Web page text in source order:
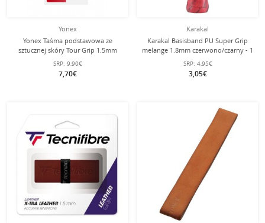
Yonex
Yonex Taśma podstawowa ze
sztucznej skóry Tour Grip 1.5mm
biała - 1 sztuka
SRP: 9,90€
7,70€
Karakal
Karakal Basisband PU Super Grip
melange 1.8mm czerwono/czarny - 1
sztuka
SRP: 4,95€
3,05€